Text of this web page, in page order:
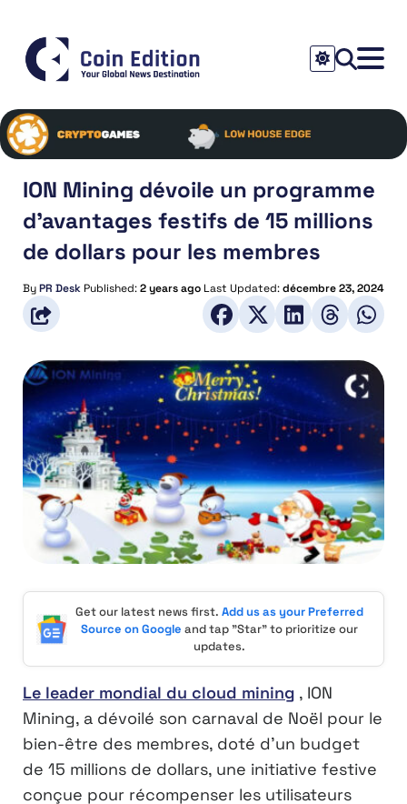
ION Mining dévoile un programme
d’avantages festifs de 15 millions
de dollars pour les membres
ByPR Desk Published:2 years ago Last Updated:décembre 23, 2024
Get our latest news first. Add us as your Preferred
Source on Google and tap "Star" to prioritize our
updates.
Le leader mondial du cloud mining , ION
Mining, a dévoilé son carnaval de Noël pour le
bien-être des membres, doté d’un budget
de 15 millions de dollars, une initiative festive
conçue pour récompenser les utilisateurs